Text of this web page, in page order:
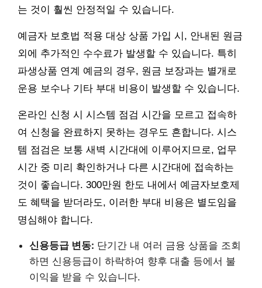
는 것이 훨씬 안정적일 수 있습니다.
예금자 보호법 적용 대상 상품 가입 시, 안내된 원금
외에 추가적인 수수료가 발생할 수 있습니다. 특히
파생상품 연계 예금의 경우, 원금 보장과는 별개로
운용 보수나 기타 부대 비용이 발생할 수 있습니다.
온라인 신청 시 시스템 점검 시간을 모르고 접속하
여 신청을 완료하지 못하는 경우도 흔합니다. 시스
템 점검은 보통 새벽 시간대에 이루어지므로, 업무
시간 중 미리 확인하거나 다른 시간대에 접속하는
것이 좋습니다. 300만원 한도 내에서 예금자보호제
도 혜택을 받더라도, 이러한 부대 비용은 별도임을
명심해야 합니다.
신용등급 변동: 단기간 내 여러 금융 상품을 조회
하면 신용등급이 하락하여 향후 대출 등에서 불
이익을 받을 수 있습니다.